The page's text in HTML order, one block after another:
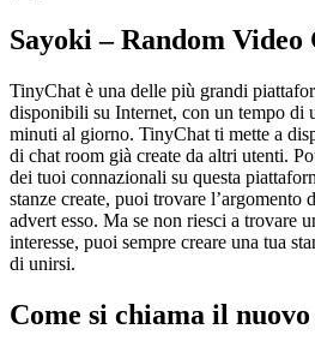
Sayoki – Random Video
TinyChat è una delle più grandi
disponibili su Internet, con un tempo
minuti al giorno. TinyChat ti mette a
di chat room già create da altri utenti.
dei tuoi connazionali su questa
stanze create, puoi trovare l’argomento
advert esso. Ma se non riesci a trovare
interesse, puoi sempre creare una tua
di unirsi.
Come si chiama il